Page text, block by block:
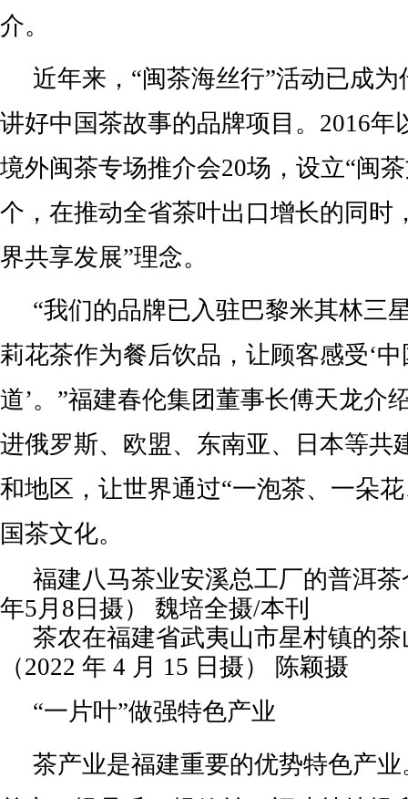
介。
近年来，“闽茶海丝行”活动已成
讲好中国茶故事的品牌项目。2016年
境外闽茶专场推介会20场，设立“闽
个，在推动全省茶叶出口增长的同时
界共享发展”理念。
“我们的品牌已入驻巴黎米其林三
莉花茶作为餐后饮品，让顾客感受‘
道’。”福建春伦集团董事长傅天龙介
进俄罗斯、欧盟、东南亚、日本等共
和地区，让世界通过“一泡茶、一朵
国茶文化。
福建八马茶业安溪总工厂的普洱
年5月8日摄） 魏培全摄/本刊
茶农在福建省武夷山市星村镇的
（2022 年 4 月 15 日摄） 陈颖摄
“一片叶”做强特色产业
茶产业是福建重要的优势特色产